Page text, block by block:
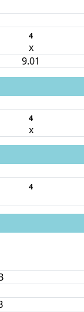
4
x
9.01
4
x
4